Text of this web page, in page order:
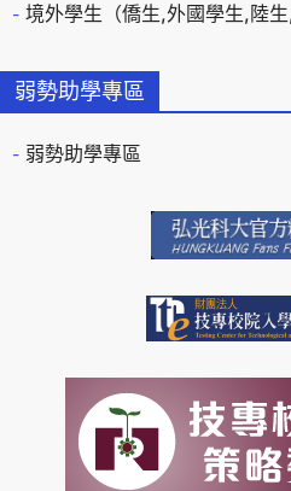
境外學生（僑生,外國學生,陸生,
弱勢助學專區
弱勢助學專區